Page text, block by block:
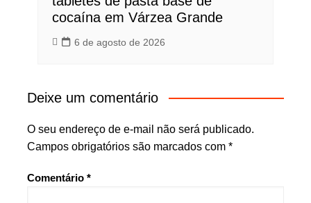
cocaína em Várzea Grande
6 de agosto de 2026
Deixe um comentário
O seu endereço de e-mail não será publicado.
Campos obrigatórios são marcados com *
Comentário *